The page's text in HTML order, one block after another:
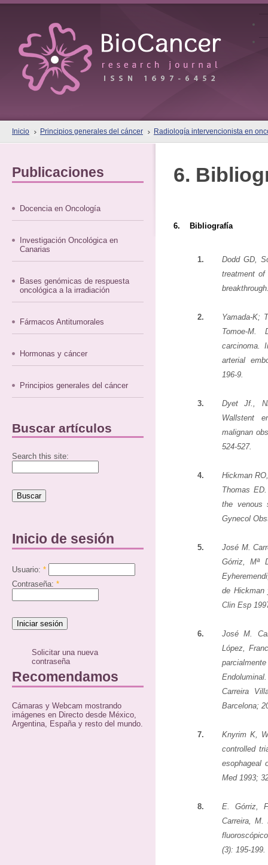
Inicio Principios generales del cáncer Radiología intervencionista en
Publicaciones
Docencia en Oncología
Investigación Oncológica en
Canarias
Bases genómicas de respuesta
oncológica a la irradiación
Fármacos Antitumorales
Hormonas y cáncer
Principios generales del cáncer
Buscar artículos
Search this site:
Inicio de sesión
Usuario: *
Contraseña: *
Solicitar una nueva
contraseña
Recomendamos
Cámaras y Webcam mostrando
imágenes en Directo desde México,
Argentina, España y resto del mundo.
6.
6. Bibliografía
1.
Dodd GD,
treatment
2.
Yamada-K;
Tomoe-M.
carcinoma.
arterial
196-9.
3.
Dyet Jf.,
Wallstent
malignan
524-527.
4.
Hickman
Thomas
the venous
Gynecol
5.
José M.
Górriz, Mª
de Hickman
Clin Esp
6.
José M.
López,
Carreira
Barcelona;
7.
Knyrim K,
controlled
esophageal
Med 1993;
8.
E. Górriz,
Carreira, M.
(3): 195-199.